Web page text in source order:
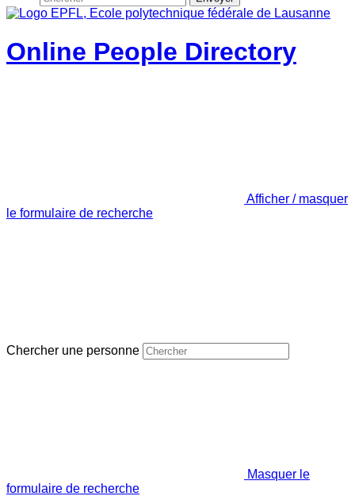
Online People Directory
Afficher / masquer
le formulaire de recherche
Chercher une personne
Masquer le
formulaire de recherche